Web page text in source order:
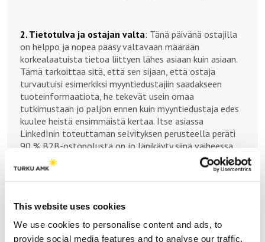
This website uses cookies
We use cookies to personalise content and ads, to
provide social media features and to analyse our traffic.
2. Tietotulva ja ostajan valta: Tänä päivänä ostajilla
on helppo ja nopea pääsy valtavaan määrään
korkealaatuista tietoa liittyen lähes asiaan kuin asiaan.
Tämä tarkoittaa sitä, että sen sijaan, että ostaja
turvautuisi esimerkiksi myyntiedustajiin saadakseen
tuoteinformaatiota, he tekevät usein omaa
tutkimustaan jo paljon ennen kuin myyntiedustaja edes
kuulee heistä ensimmäistä kertaa. Itse asiassa
LinkedInin toteuttaman selvityksen perusteella peräti
90 % B2B-ostopolusta on jo läpikäyty siinä vaiheessa,
kun ostaja ottaa yhteyttä myyjän edustajaan (kts.
esimerkiksi Advertising Week 2023). Tämä muutos
vähentää myyntiedustajien roolia ensisijaisina
asiantuntijamyynnin osaajille. Myyjät, jotka aidosti
haluavat auttaa asiakaitaan ja opastavat näitä läpi
tiedon ”yliannostuksen” tarjoamalla kokemusperusteista